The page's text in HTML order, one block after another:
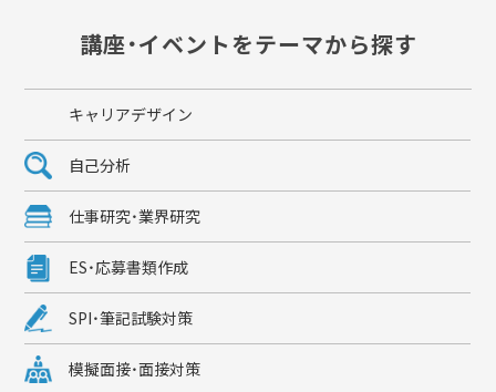
講座・イベントをテーマから探す
キャリアデザイン
自己分析
仕事研究・業界研究
ES・応募書類作成
SPI・筆記試験対策
模擬面接・面接対策